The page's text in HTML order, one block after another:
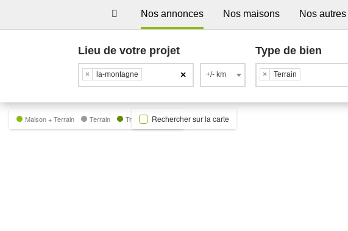
Nos annonces Nos maisons Nos
Lieu de votre projet
×
× la-montagne +/- km
Type de bien
× Terrain
Maison + Terrain Terrain Trecobat GreenRechercher sur la carte